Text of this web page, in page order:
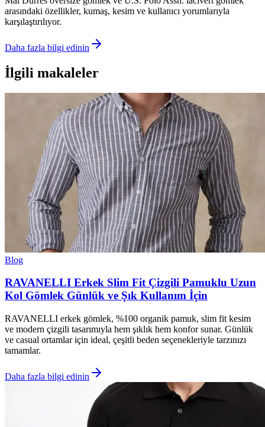
arasındaki özellikler, kumaş, kesim ve kullanıcı yorumlarıyla
karşılaştırılıyor.
Daha fazla bilgi edinin
İlgili makaleler
Blog
RAVANELLI Erkek Slim Fit Çizgili Pamuklu Uzun
Kol Gömlek Günlük ve Şık Kullanım İçin
RAVANELLI erkek gömlek, %100 organik pamuk, slim fit kesim
ve modern çizgili tasarımıyla hem şıklık hem konfor sunar. Günlük
ve casual ortamlar için ideal, çeşitli beden seçenekleriyle tarzınızı
tamamlar.
Daha fazla bilgi edinin